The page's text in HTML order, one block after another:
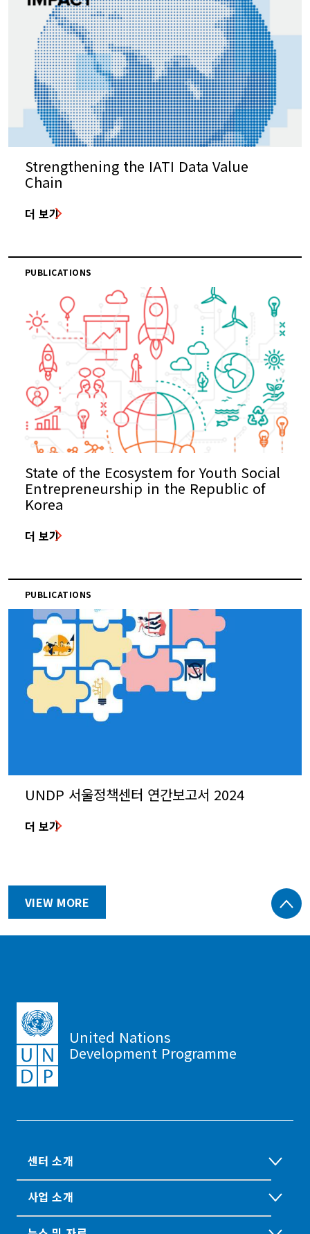
Strengthening the IATI Data Value
Chain
더 보기
PUBLICATIONS
State of the Ecosystem for Youth Social
Entrepreneurship in the Republic of
Korea
더 보기
PUBLICATIONS
UNDP 서울정책센터 연간보고서 2024
더 보기
VIEW MORE
United Nations
Development Programme
센터 소개
사업 소개